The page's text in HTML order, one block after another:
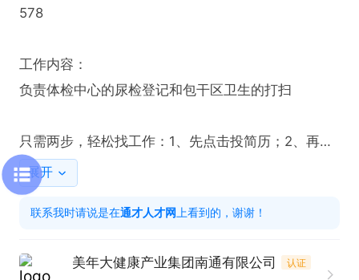
578
工作内容：
负责体检中心的尿检登记和包干区卫生的打扫
只需两步，轻松找工作：1、先点击投简历；2、再打
电话。联系时请说是在通才人才网看到的！
展开
联系我时请说是在通才人才网 上看到的，谢谢！
美年大健康产业集团南通有限公司 认证